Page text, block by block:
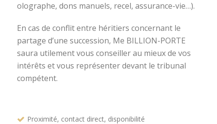
olographe, dons manuels, recel, assurance-vie…).
En cas de conflit entre héritiers concernant le
partage d’une succession, Me BILLION-PORTE
saura utilement vous conseiller au mieux de vos
intérêts et vous représenter devant le tribunal
compétent.
Proximité, contact direct, disponibilité